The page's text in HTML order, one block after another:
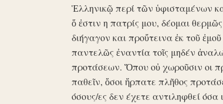
Ἑλληνικῷ περί τῶν ὑφισταμένων
ὅ ἐστιν η πατρίς μου, δέομαι
διήγαγον και προὔτεινα ἐκ τοῦ
παντελῶς ἐναντία τοῖς μηδέν
προτάσεων. Ὅπου οὐ χωροῦσιν οι
παθεῖν, ὅσοι ἥρπατε πλῆθος
όσους/ες δεν έχετε αντιληφθεί